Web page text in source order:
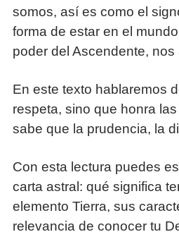
somos, así es como el
forma de estar en el
poder del Ascendente,
En este texto hablaremos
respeta, sino que honra
sabe que la prudencia, la
Con esta lectura puedes
carta astral: qué significa
elemento Tierra, sus
relevancia de conocer tu